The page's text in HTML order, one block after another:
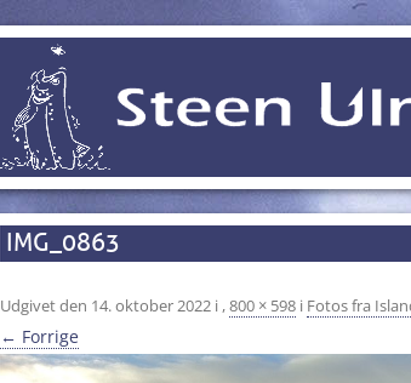
IMG_0863
Udgivet den 14. oktober 2022 i ,800 × 598 i Fotos fra
← Forrige